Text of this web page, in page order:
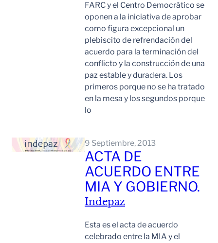
FARC y el Centro Democrático se
oponen a la iniciativa de aprobar
como figura excepcional un
plebiscito de refrendación del
acuerdo para la terminación del
conflicto y la construcción de una
paz estable y duradera. Los
primeros porque no se ha tratado
en la mesa y los segundos porque
lo
9 Septiembre, 2013
ACTA DE
ACUERDO ENTRE
MIA Y GOBIERNO.
Indepaz
Esta es el acta de acuerdo
celebrado entre la MIA y el